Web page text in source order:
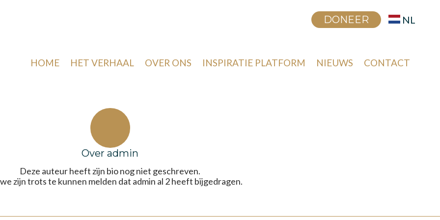
DONEER NL
HOME HET VERHAAL OVER ONS INSPIRATIE PLATFORM NIEUWS CONTACT
Over admin
Deze auteur heeft zijn bio nog niet geschreven.
zijn trots te kunnen melden dat admin al 2 heeft bijgedragen.